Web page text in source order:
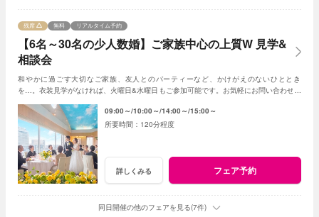
【6名～30名の少人数婚】ご家族中心の上質W 見学&
相談会
残席 無料 リアルタイム予約
和やかに過ごす大切なご家族、友人とのパーティーなど、かけがえのないひととき
を…。衣装見学がなければ、火曜日&水曜日もご参加可能です。お気軽にお問い合わせく
09:00～ 10:00～ 14:00～ 15:00～
120分程度
詳しくみる フェア予約
同日開催の他のフェアを見る(7件)